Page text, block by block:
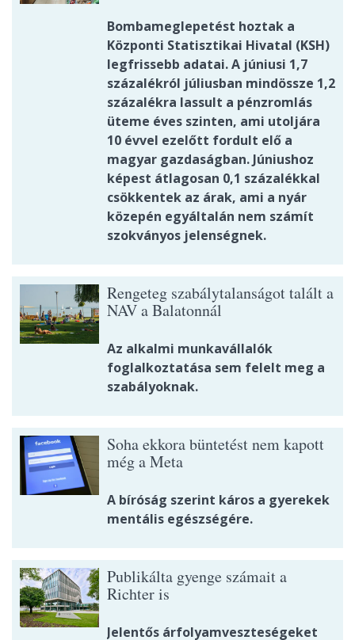
Bombameglepetést hoztak a
Központi Statisztikai Hivatal (KSH)
legfrissebb adatai. A júniusi 1,7
százalékról júliusban mindössze 1,2
százalékra lassult a pénzromlás
üteme éves szinten, ami utoljára
10 évvel ezelőtt fordult elő a
magyar gazdaságban. Júniushoz
képest átlagosan 0,1 százalékkal
csökkentek az árak, ami a nyár
közepén egyáltalán nem számít
szokványos jelenségnek.
Rengeteg szabálytalanságot talált a
NAV a Balatonnál
Az alkalmi munkavállalók
foglalkoztatása sem felelt meg a
szabályoknak.
Soha ekkora büntetést nem kapott
még a Meta
A bíróság szerint káros a gyerekek
mentális egészségére.
Publikálta gyenge számait a
Richter is
Jelentős árfolyamveszteségeket